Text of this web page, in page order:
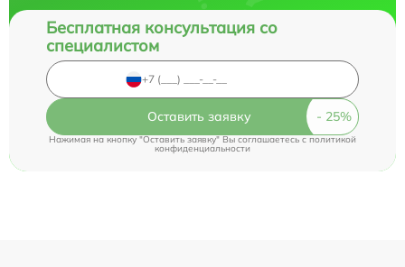
Бесплатная консультация со
специалистом
Оставить заявку
Нажимая на кнопку "Оставить заявку" Вы соглашаетесь cполитикой
конфиденциальности